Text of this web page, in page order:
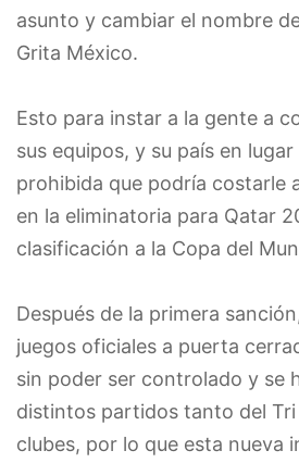
asunto y cambiar el nombre
Grita México.
Esto para instar a la gente a
sus equipos, y su país en
prohibida que podría costarle
en la eliminatoria para Qatar
clasificación a la Copa del
Después de la primera
juegos oficiales a puerta
sin poder ser controlado y se
distintos partidos tanto del
clubes, por lo que esta nueva